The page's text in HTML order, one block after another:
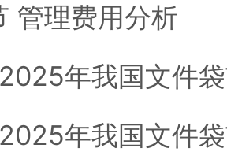
管理费用分析
年我国文件
年我国文件